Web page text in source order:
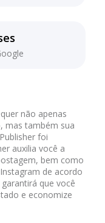
não apenas
mas também sua
foi
auxilia você a
bem como
de acordo
que você
e economize